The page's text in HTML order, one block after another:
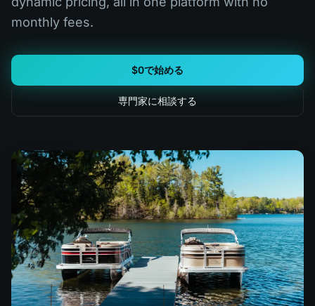
monthly fees.
$0で始める
専門家に相談する